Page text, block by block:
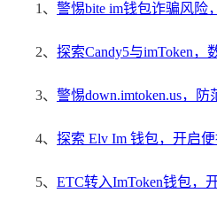
1、 警惕bite im钱包诈骗风险
2、 探索Candy5与imToken
3、 警惕down.imtoken.us，
4、 探索 Elv Im 钱包，开启
5、 ETC转入ImToken钱包，